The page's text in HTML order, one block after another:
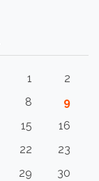
1
2
8
9
15
16
22
23
29
30